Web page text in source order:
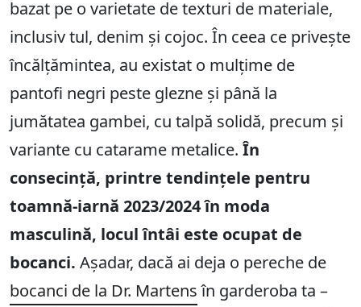
bazat pe o varietate de texturi de materiale,
inclusiv tul, denim și cojoc. În ceea ce privește
încălțămintea, au existat o mulțime de
pantofi negri peste glezne și până la
jumătatea gambei, cu talpă solidă, precum și
variante cu catarame metalice.În
consecință, printre tendințele pentru
toamnă-iarnă 2023/2024 în moda
masculină, locul întâi este ocupat de
bocanci. Așadar, dacă ai deja o pereche de
bocanci de la Dr. Martensîn garderoba ta –